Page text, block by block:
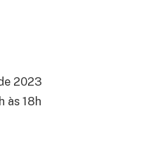
2023
às 18h